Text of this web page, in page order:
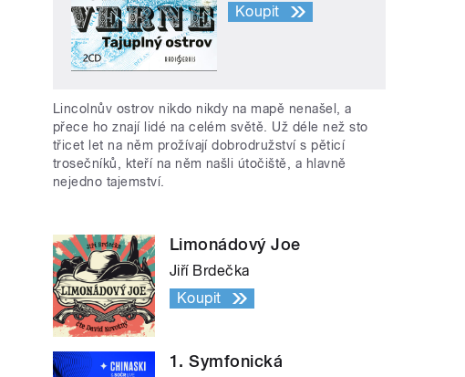
Koupit
Lincolnův ostrov nikdo nikdy na mapě nenašel, a
přece ho znají lidé na celém světě. Už déle než sto
třicet let na něm prožívají dobrodružství s pěticí
trosečníků, kteří na něm našli útočiště, a hlavně
nejedno tajemství.
Limonádový Joe
Jiří Brdečka
Koupit
1. Symfonická